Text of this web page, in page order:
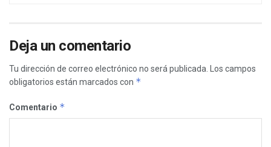
Deja un comentario
Tu dirección de correo electrónico no será publicada. Los campos
obligatorios están marcados con *
Comentario *